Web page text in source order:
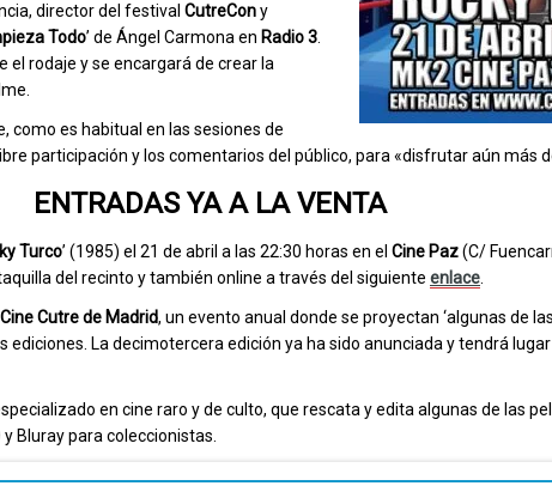
director del festival CutreCony
Todo’ de Ángel Carmona en Radio 3
el rodaje y se encargará de crear la
como es habitual en las sesiones de
participación y los comentarios del público, para «disfrutar aún más
ENTRADAS YA A LA VENTA
Turco’ (1985) el 21 de abril a las 22:30 horas en el Cine Paz(C/
del recinto y también online a través del siguiente enlace
Cutre de Madrid, un evento anual donde se proyectan ‘algunas de
ediciones. La decimotercera edición ya ha sido anunciada y tendrá
en cine raro y de culto, que rescata y edita algunas de las
Bluray para coleccionistas.